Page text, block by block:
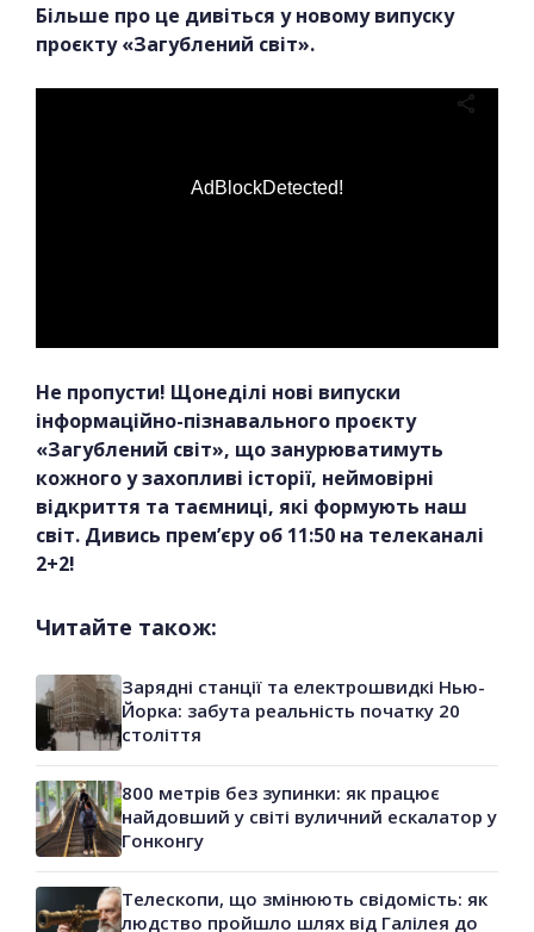
Більше про це дивіться у новому випуску
проєкту «Загублений світ».
AdBlockDetected!
Не пропусти! Щонеділі нові випуски
інформаційно-пізнавального проєкту
«Загублений світ», що занурюватимуть
кожного у захопливі історії, неймовірні
відкриття та таємниці, які формують наш
світ. Дивись прем’єру об 11:50 на телеканалі
2+2!
Читайте також:
Зарядні станції та електрошвидкі Нью-
Йорка: забута реальність початку 20
століття
800 метрів без зупинки: як працює
найдовший у світі вуличний ескалатор у
Гонконгу
Телескопи, що змінюють свідомість: як
людство пройшло шлях від Галілея до